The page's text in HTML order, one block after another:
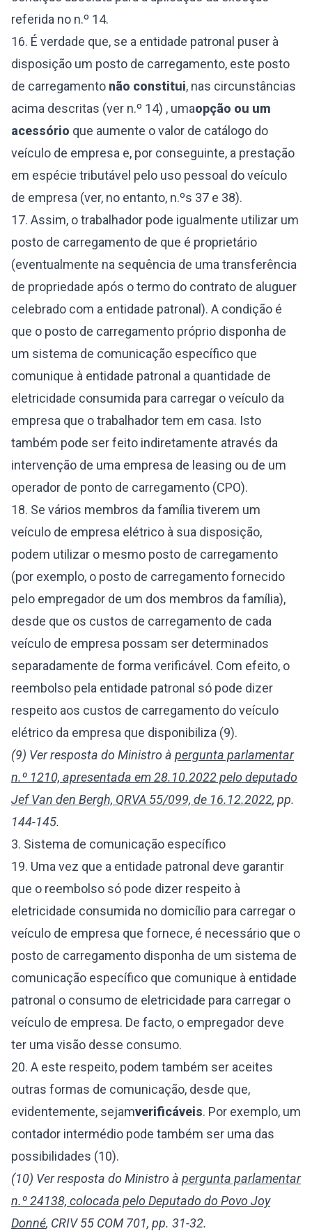
referida no n.º 14.
16. É verdade que, se a entidade patronal puser à
disposição um posto de carregamento, este posto
de carregamento não constitui, nas circunstâncias
acima descritas (ver n.º 14) , umaopção ou um
acessório que aumente o valor de catálogo do
veículo de empresa e, por conseguinte, a prestação
em espécie tributável pelo uso pessoal do veículo
de empresa (ver, no entanto, n.ºs 37 e 38).
17. Assim, o trabalhador pode igualmente utilizar um
posto de carregamento de que é proprietário
(eventualmente na sequência de uma transferência
de propriedade após o termo do contrato de aluguer
celebrado com a entidade patronal). A condição é
que o posto de carregamento próprio disponha de
um sistema de comunicação específico que
comunique à entidade patronal a quantidade de
eletricidade consumida para carregar o veículo da
empresa que o trabalhador tem em casa. Isto
também pode ser feito indiretamente através da
intervenção de uma empresa de leasing ou de um
operador de ponto de carregamento (CPO).
18. Se vários membros da família tiverem um
veículo de empresa elétrico à sua disposição,
podem utilizar o mesmo posto de carregamento
(por exemplo, o posto de carregamento fornecido
pelo empregador de um dos membros da família),
desde que os custos de carregamento de cada
veículo de empresa possam ser determinados
separadamente de forma verificável. Com efeito, o
reembolso pela entidade patronal só pode dizer
respeito aos custos de carregamento do veículo
elétrico da empresa que disponibiliza (9).
(9) Ver resposta do Ministro à pergunta parlamentar
n.º 1210, apresentada em 28.10.2022 pelo deputado
Jef Van den Bergh, QRVA 55/099, de 16.12.2022, pp.
144-145.
3. Sistema de comunicação específico
19. Uma vez que a entidade patronal deve garantir
que o reembolso só pode dizer respeito à
eletricidade consumida no domicílio para carregar o
veículo de empresa que fornece, é necessário que o
posto de carregamento disponha de um sistema de
comunicação específico que comunique à entidade
patronal o consumo de eletricidade para carregar o
veículo de empresa. De facto, o empregador deve
ter uma visão desse consumo.
20. A este respeito, podem também ser aceites
outras formas de comunicação, desde que,
evidentemente, sejamverificáveis. Por exemplo, um
contador intermédio pode também ser uma das
possibilidades (10).
(10) Ver resposta do Ministro à pergunta parlamentar
n.º 24138, colocada pelo Deputado do Povo Joy
Donné, CRIV 55 COM 701, pp. 31-32.